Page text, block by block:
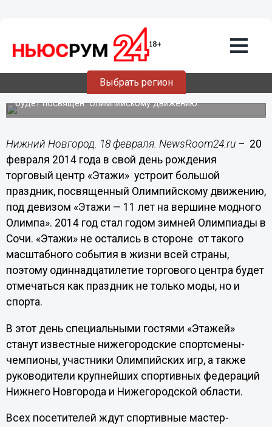
Выбрать регион
18.02.201414:07
Торговый центр «Этажи» приглашает
на праздник моды и спорта
Праздник в честь одиннадцатилетия торгового центра
будет посвящен Олимпийскому движению.
Нижний Новгород. 18 февраля. NewsRoom24.ru – 20
февраля 2014 года в свой день рождения
торговый центр «Этажи» устроит большой
праздник, посвященный Олимпийскому движению,
под девизом «Этажи — 11 лет на вершине модного
Олимпа». 2014 год стал годом зимней Олимпиады в
Сочи. «Этажи» не остались в стороне от такого
масштабного события в жизни всей страны,
поэтому одиннадцатилетие торгового центра будет
отмечаться как праздник не только моды, но и
спорта.
В этот день специальными гостями «Этажей»
станут известные нижегородские спортсмены-
чемпионы, участники Олимпийских игр, а также
руководители крупнейших спортивных федераций
Нижнего Новгорода и Нижегородской области.
Всех посетителей ждут спортивные мастер-